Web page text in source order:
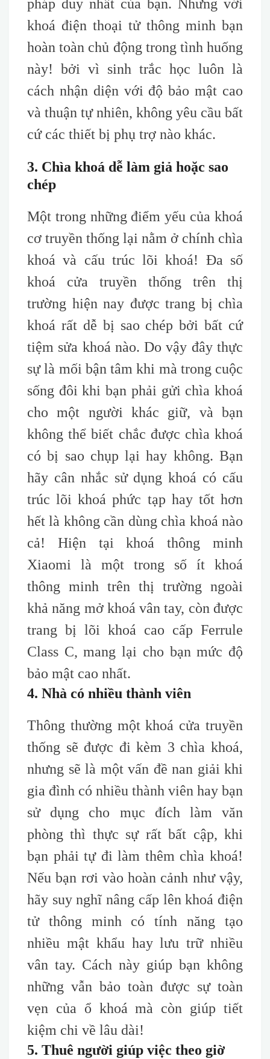
pháp duy nhất của bạn. Nhưng với
khoá điện thoại tử thông minh bạn
hoàn toàn chủ động trong tình huống
này! bởi vì sinh trắc học luôn là
cách nhận diện với độ bảo mật cao
và thuận tự nhiên, không yêu cầu bất
cứ các thiết bị phụ trợ nào khác.
3. Chìa khoá dễ làm giả hoặc sao
chép
Một trong những điểm yếu của khoá
cơ truyền thống lại nằm ở chính chìa
khoá và cấu trúc lõi khoá! Đa số
khoá cửa truyền thống trên thị
trường hiện nay được trang bị chìa
khoá rất dễ bị sao chép bởi bất cứ
tiệm sửa khoá nào. Do vậy đây thực
sự là mối bận tâm khi mà trong cuộc
sống đôi khi bạn phải gửi chìa khoá
cho một người khác giữ, và bạn
không thể biết chắc được chìa khoá
có bị sao chụp lại hay không. Bạn
hãy cân nhắc sử dụng khoá có cấu
trúc lõi khoá phức tạp hay tốt hơn
hết là không cần dùng chìa khoá nào
cả! Hiện tại khoá thông minh
Xiaomi là một trong số ít khoá
thông minh trên thị trường ngoài
khả năng mở khoá vân tay, còn được
trang bị lõi khoá cao cấp Ferrule
Class C, mang lại cho bạnmức độ
bảo mật cao nhất.
4. Nhà có nhiều thành viên
Thông thường một khoá cửa truyền
thống sẽ được đi kèm 3 chìa khoá,
nhưng sẽ là một vấn đề nan giải khi
gia đình có nhiều thành viên hay bạn
sử dụng cho mục đích làm văn
phòng thì thực sự rất bất cập, khi
bạn phải tự đi làm thêm chìa khoá!
Nếu bạn rơi vào hoàn cảnh như vậy,
hãy suy nghĩ nâng cấp lên khoá điện
tử thông minh có tính năng tạo
nhiều mật khẩu hay lưu trữ nhiều
vân tay. Cách này giúp bạn không
những vẫn bảo toàn được sự toàn
vẹn của ổ khoá mà còn giúp tiết
kiệm chi về lâu dài!
5. Thuê người giúp việc theo giờ